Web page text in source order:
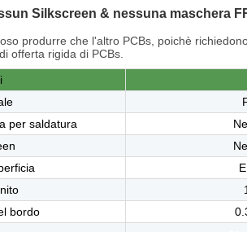
Silkscreen & nessuna maschera
produrre che l'altro PCBs, poichè
offerta rigida di PCBs.
per saldatura
bordo